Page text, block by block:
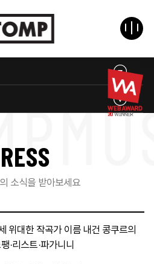
RESS
소식을 받아보세요
위대한 작곡가 이름 내건 콩쿠르의
·리스트·파가니니